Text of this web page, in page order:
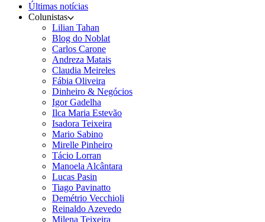
Últimas notícias
Colunistas
Lilian Tahan
Blog do Noblat
Carlos Carone
Andreza Matais
Claudia Meireles
Fábia Oliveira
Dinheiro & Negócios
Igor Gadelha
Ilca Maria Estevão
Isadora Teixeira
Mario Sabino
Mirelle Pinheiro
Tácio Lorran
Manoela Alcântara
Lucas Pasin
Tiago Pavinatto
Demétrio Vecchioli
Reinaldo Azevedo
Milena Teixeira